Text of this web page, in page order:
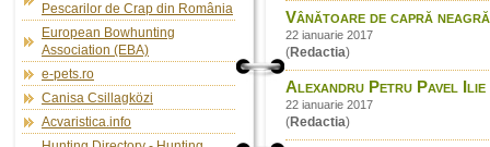
Pescarilor de Crap din România
European Bowhunting
Association (EBA)
e-pets.ro
Canisa Csillagközi
Acvaristica.info
Vânătoare de capră neagră
22 ianuarie 2017
(Redactia)
Alexandru Petru Pavel
22 ianuarie 2017
(Redactia)